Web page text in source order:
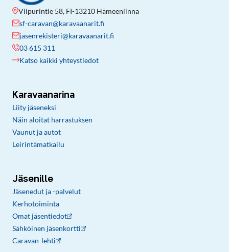
Viipurintie 58, FI-13210 Hämeenlinna
sf-caravan@karavaanarit.fi
jasenrekisteri@karavaanarit.fi
03 615 311
Katso kaikki yhteystiedot
Karavaanarina
Liity jäseneksi
Näin aloitat harrastuksen
Vaunut ja autot
Leirintämatkailu
Jäsenille
Jäsenedut ja -palvelut
Kerhotoiminta
Omat jäsentiedot
Sähköinen jäsenkortti
Caravan-lehti